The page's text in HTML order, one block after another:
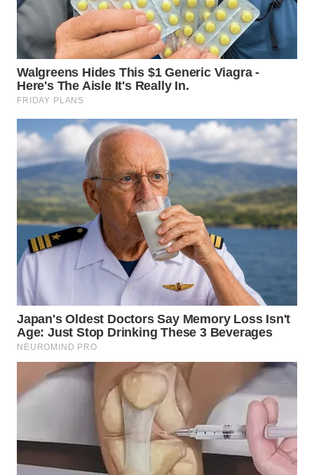
MALUKU
WN
MALUT
WN
WN
DANAU
TOBA
WN
NIAS
LANGKAT
WN
TAPANULI
SELATAN
WN
WN
KARO